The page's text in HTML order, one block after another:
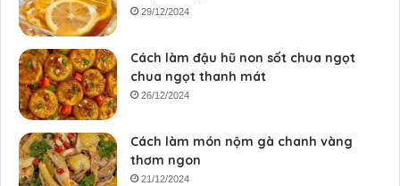
29/12/2024
Cách làm đậu hũ non sốt chua ngọt
chua ngọt thanh mát
26/12/2024
Cách làm món nộm gà chanh vàng
thơm ngon
21/12/2024